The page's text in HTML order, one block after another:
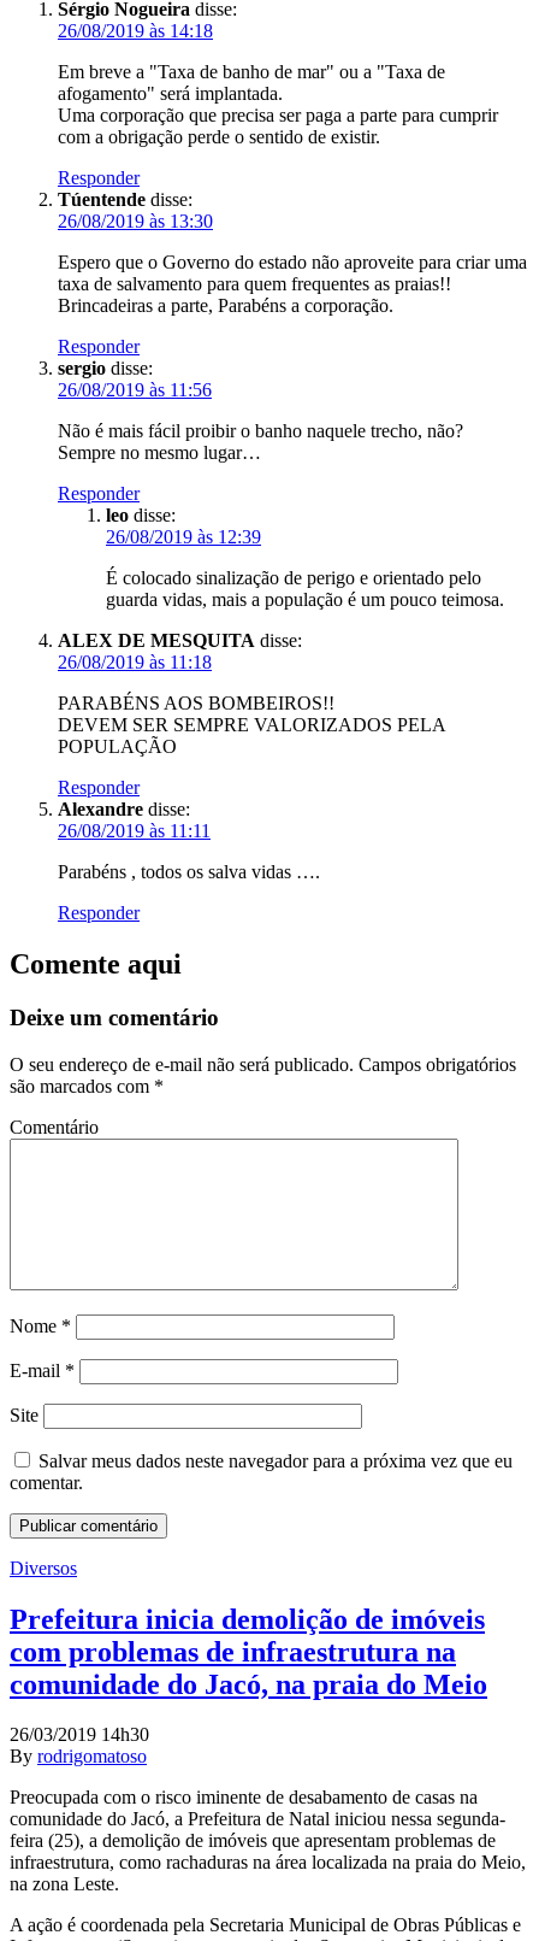
Sérgio Nogueira disse:
26/08/2019 às 14:18
Em breve a "Taxa de banho de mar" ou a "Taxa de
afogamento" será implantada.
Uma corporação que precisa ser paga a parte para cumprir
com a obrigação perde o sentido de existir.
Responder
Túentende disse:
26/08/2019 às 13:30
Espero que o Governo do estado não aproveite para criar uma
taxa de salvamento para quem frequentes as praias!!
Brincadeiras a parte, Parabéns a corporação.
Responder
sergio disse:
26/08/2019 às 11:56
Não é mais fácil proibir o banho naquele trecho, não?
Sempre no mesmo lugar…
Responder
leo disse:
26/08/2019 às 12:39
É colocado sinalização de perigo e orientado pelo
guarda vidas, mais a população é um pouco teimosa.
ALEX DE MESQUITA disse:
26/08/2019 às 11:18
PARABÉNS AOS BOMBEIROS!!
DEVEM SER SEMPRE VALORIZADOS PELA
POPULAÇÃO
Responder
Alexandre disse:
26/08/2019 às 11:11
Parabéns , todos os salva vidas ….
Responder
Comente aqui
Deixe um comentário
O seu endereço de e-mail não será publicado. Campos obrigatórios
são marcados com *
Comentário
Nome *
E-mail *
Site
Salvar meus dados neste navegador para a próxima vez que eu
comentar.
Diversos
Prefeitura inicia demolição de imóveis
com problemas de infraestrutura na
comunidade do Jacó, na praia do Meio
26/03/2019 14h30
By rodrigomatoso
Preocupada com o risco iminente de desabamento de casas na
comunidade do Jacó, a Prefeitura de Natal iniciou nessa segunda-
feira (25), a demolição de imóveis que apresentam problemas de
infraestrutura, como rachaduras na área localizada na praia do Meio,
na zona Leste.
A ação é coordenada pela Secretaria Municipal de Obras Públicas e